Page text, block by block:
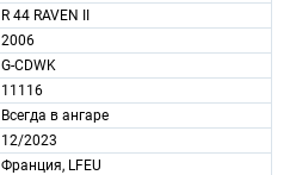
R 44 RAVEN II
2006
G-CDWK
11116
Всегда в ангаре
12/2023
Франция, LFEU